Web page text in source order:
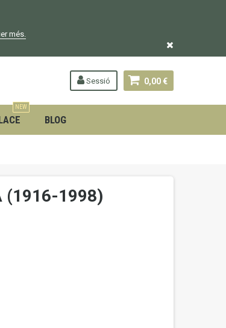
més.
0,00 €
Sessió
NEW
BLOG
(1916-1998)